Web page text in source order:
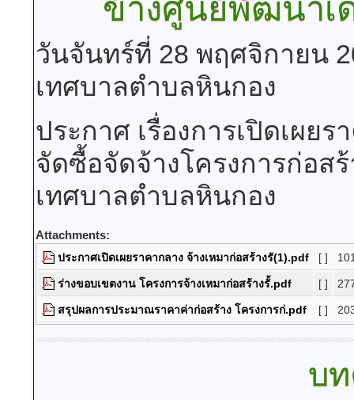
ข้างศูนย์พัฒนาเ
วันจันทร์ที่ 28 พฤศจิกายน
เทศบาลตำบลหินกอง
ประกาศ เรื่องการเปิดเผย
จัดซื้อจัดจ้างโครงการก่อส
เทศบาลตำบลหินกอง
Attachments:
ประกาศเปิดเผยราคากลาง จ้างเหมาก่อสร้างรั(1).pdf [ ]
ร่างขอบเขตงาน โครงการจ้างเหมาก่อสร้างรั้.pdf [ ]
สรุปผลการประมาณราคาค่าก่อสร้าง โครงการก่.pdf [ ]
บ